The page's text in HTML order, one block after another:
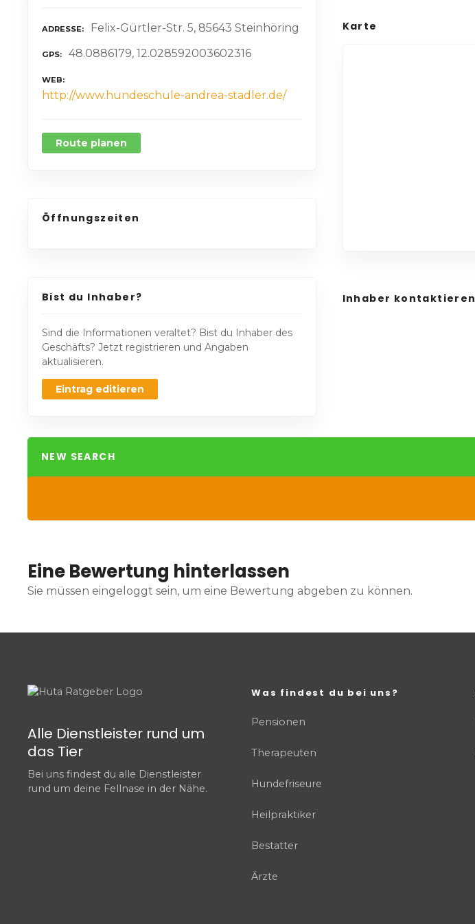
ADRESSE Felix-Gürtler-Str. 5, 85643 Steinhöring
GPS 48.0886179, 12.028592003602316
WEB
http://www.hundeschule-andrea-stadler.de/
Route planen
Öffnungszeiten
Bist du Inhaber?
Sind die Informationen veraltet? Bist du Inhaber des
Geschäfts? Jetzt registrieren und Angaben
aktualisieren.
Eintrag editieren
Karte
Inhaber kontaktieren
NEW SEARCH
Eine Bewertung hinterlassen
Sie müssen eingeloggt sein, um eine Bewertung abgeben zu können.
Alle Dienstleister rund um
das Tier
Bei uns findest du alle Dienstleister
rund um deine Fellnase in der Nähe.
Was findest du bei uns?
Pensionen
Therapeuten
Hundefriseure
Heilpraktiker
Bestatter
Ärzte